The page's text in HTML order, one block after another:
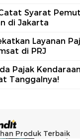
Syarat
di Jakarta
Layanan
di PRJ
Pajak
Tanggalnya!